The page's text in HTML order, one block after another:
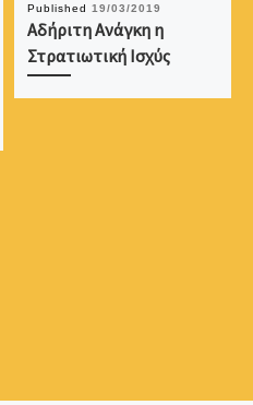
Published 19/03/2019
Αδήριτη Ανάγκη η
Στρατιωτική Ισχύς